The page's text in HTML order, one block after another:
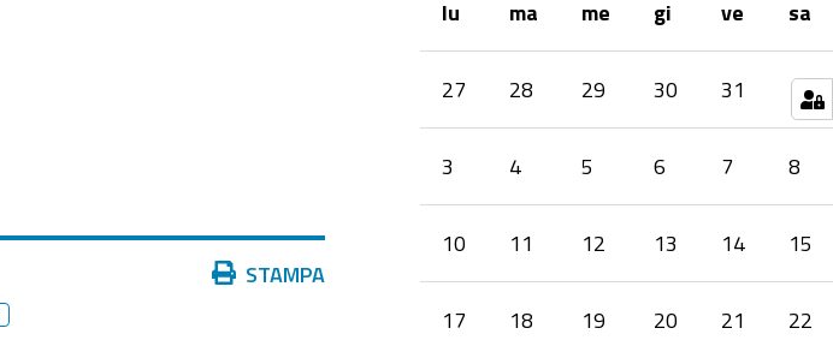
Azioni STAMPA
lu ma me gi ve sa
27 28 29 30 31 1
3 4 5 6 7 8
10 11 12 13 14 15
17 18 19 20 21 22